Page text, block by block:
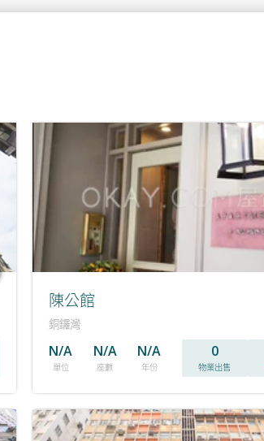
陳公館
銅鑼灣
N/A
單位
N/A
座數
N/A
年份
0
物業出售